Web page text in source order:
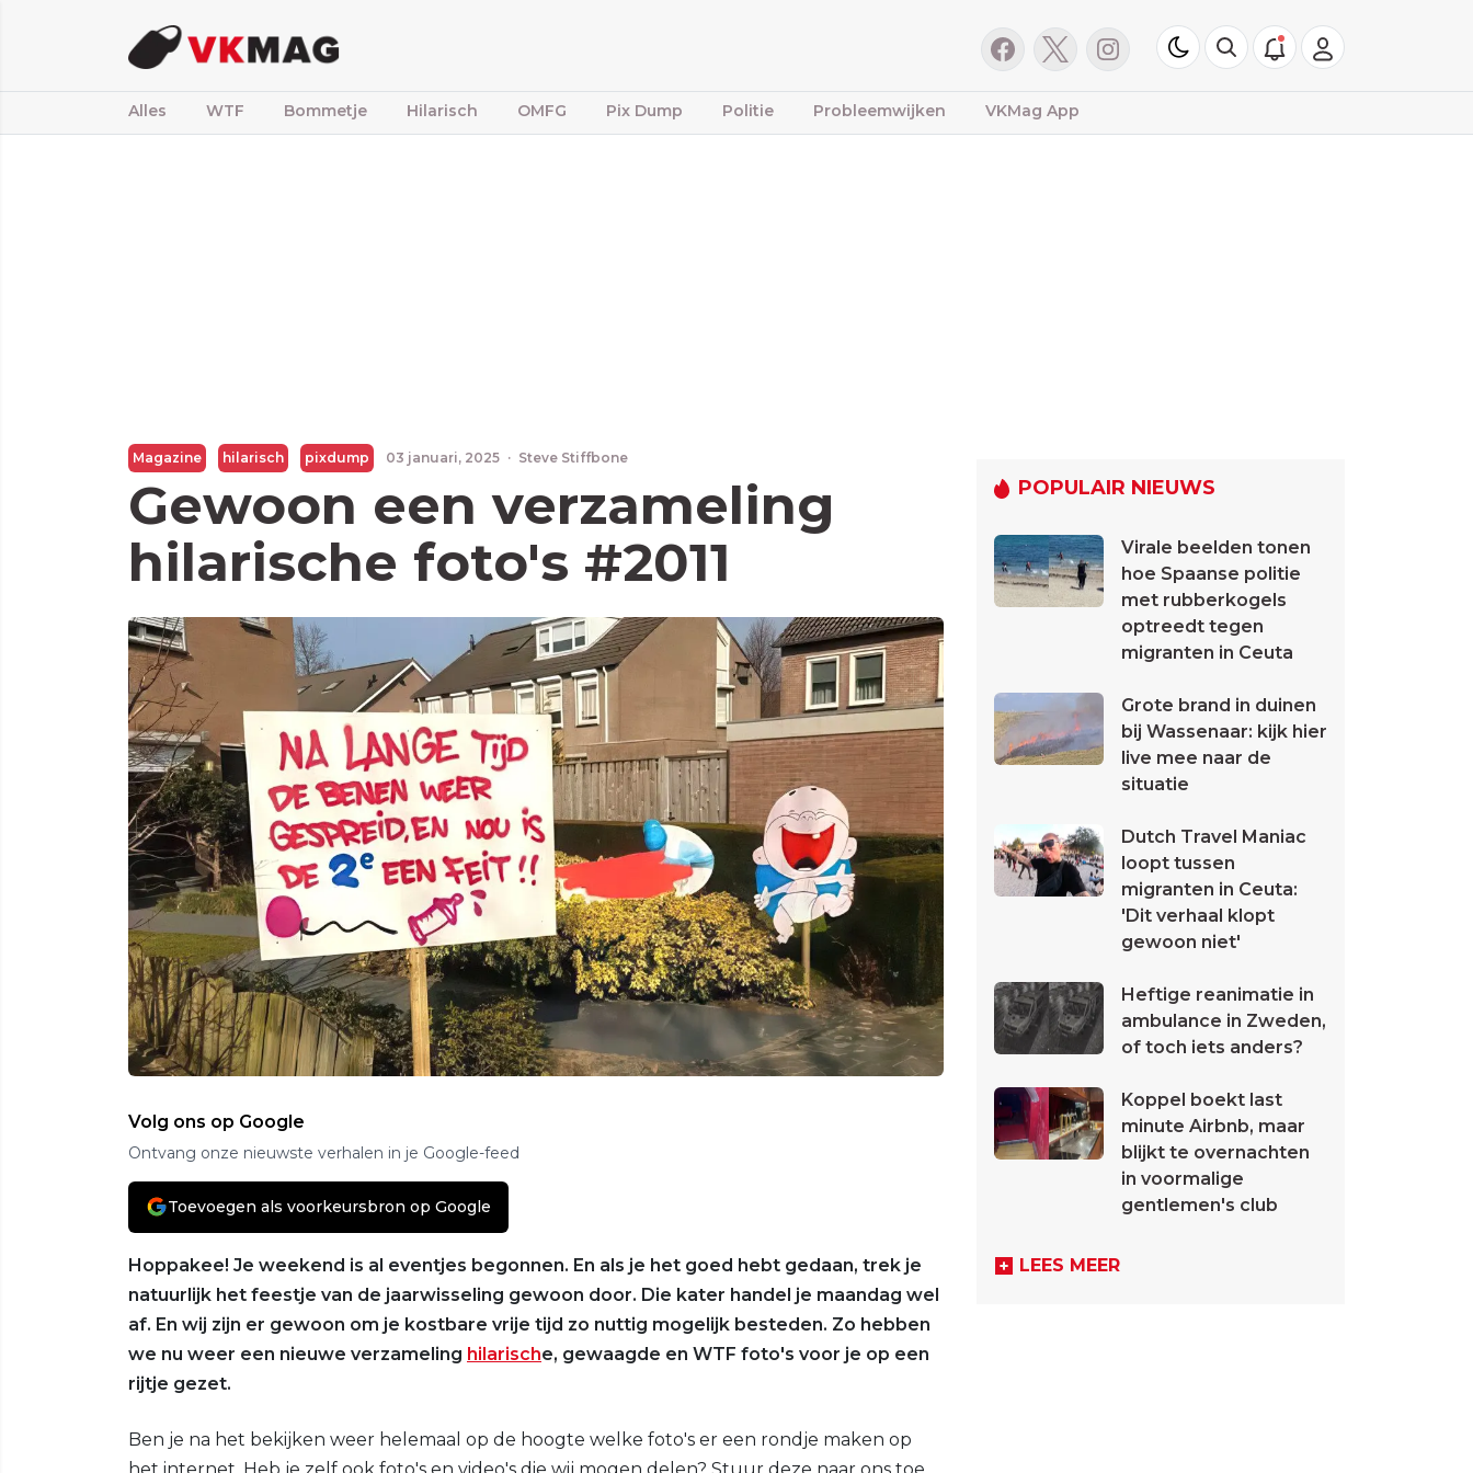
Alles WTF Bommetje Hilarisch OMFG Pix Dump Politie Probleemwijken VKMag App
Magazine hilarisch pixdump 03 januari, 2025 · Steve Stiffbone
Gewoon een verzameling
hilarische foto's #2011
Volg ons op Google
Ontvang onze nieuwste verhalen in je Google-feed
Toevoegen als voorkeursbron op Google
Hoppakee! Je weekend is al eventjes begonnen. En als je het goed hebt gedaan, trek je
natuurlijk het feestje van de jaarwisseling gewoon door. Die kater handel je maandag wel
af. En wij zijn er gewoon om je kostbare vrije tijd zo nuttig mogelijk besteden. Zo hebben
we nu weer een nieuwe verzameling hilarische, gewaagde en WTF foto's voor je op een
rijtje gezet.
Ben je na het bekijken weer helemaal op de hoogte welke foto's er een rondje maken op
het internet. Heb je zelf ook foto's en video's die wij mogen delen? Stuur deze naar ons toe
POPULAIR NIEUWS
Virale beelden tonen
hoe Spaanse politie
met rubberkogels
optreedt tegen
migranten in Ceuta
Grote brand in duinen
bij Wassenaar: kijk hier
live mee naar de
situatie
Dutch Travel Maniac
loopt tussen
migranten in Ceuta:
'Dit verhaal klopt
gewoon niet'
Heftige reanimatie in
ambulance in Zweden,
of toch iets anders?
Koppel boekt last
minute Airbnb, maar
blijkt te overnachten
in voormalige
gentlemen's club
LEES MEER